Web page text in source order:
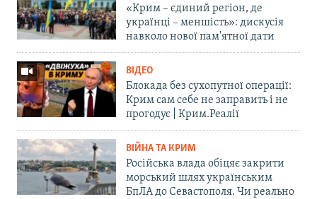
«Крим – єдиний регіон, де
українці – меншість»: дискусія
навколо нової пам'ятної дати
ВІДЕО
Блокада без сухопутної операції:
Крим сам себе не заправить і не
прогодує | Крим.Реалії
ВІЙНА ТА КРИМ
Російська влада обіцяє закрити
морський шлях українським
БпЛА до Севастополя. Чи реально